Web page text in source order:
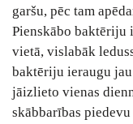
garšu, pēc tam
Pienskābo baktēriju
vietā, vislabāk
baktēriju ieraugu
jāizlieto vienas
skābbarības